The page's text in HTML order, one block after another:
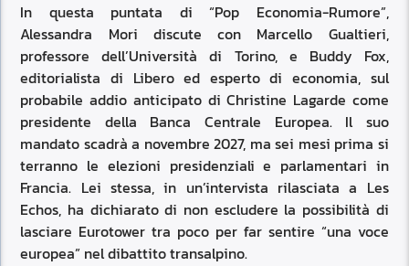
In questa puntata di “Pop Economia-Rumore”,
Alessandra Mori discute con Marcello Gualtieri,
professore dell’Università di Torino, e Buddy Fox,
editorialista di Libero ed esperto di economia, sul
probabile addio anticipato di Christine Lagarde come
presidente della Banca Centrale Europea. Il suo
mandato scadrà a novembre 2027, ma sei mesi prima si
terranno le elezioni presidenziali e parlamentari in
Francia. Lei stessa, in un’intervista rilasciata a Les
Echos, ha dichiarato di non escludere la possibilità di
lasciare Eurotower tra poco per far sentire “una voce
europea” nel dibattito transalpino.